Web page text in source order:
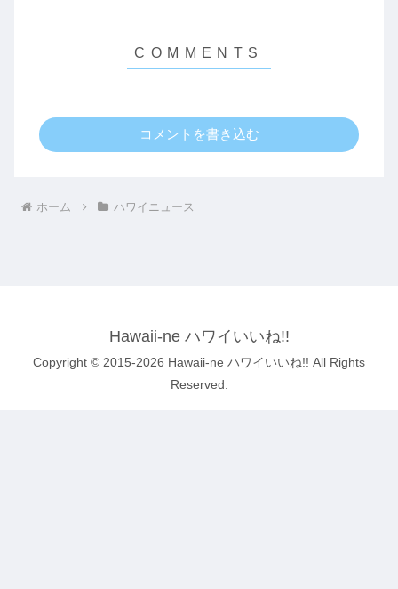
コメントを書き込む
ホーム ハワイニュース
Hawaii-ne ハワイいいね!!
Copyright © 2015-2026 Hawaii-ne ハワイいいね!! All Rights
Reserved.